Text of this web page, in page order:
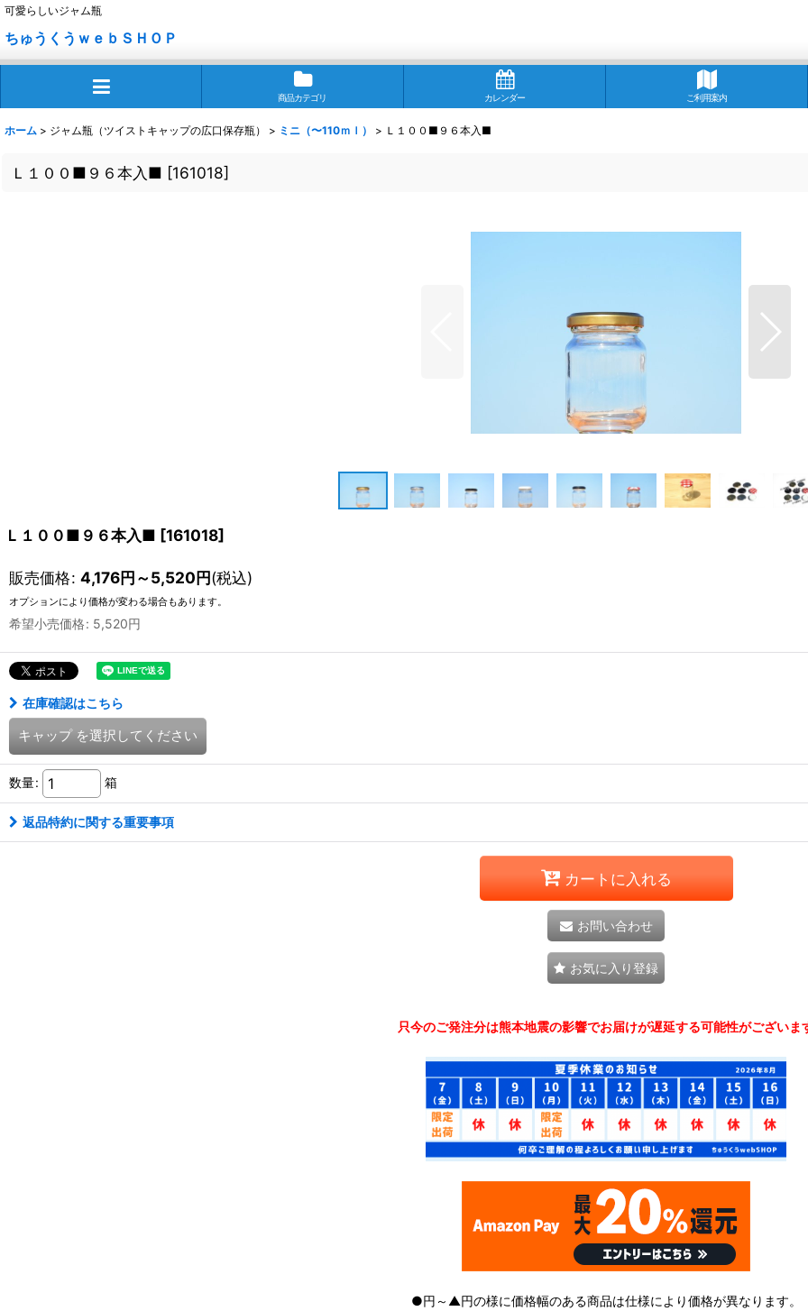
可愛らしいジャム瓶
ちゅうくうｗｅｂＳＨＯＰ
商品カテゴリ カレンダー ご利用案内
ホーム > ジャム瓶（ツイストキャップの広口保存瓶） > ミニ（〜110ｍｌ） > Ｌ１００■９６本入■
Ｌ１００■９６本入■ [161018]
Ｌ１００■９６本入■ [161018]
販売価格: 4,176円～5,520円(税込)
オプションにより価格が変わる場合もあります。
希望小売価格: 5,520円
在庫確認はこちら
キャップ を選択してください
数量: 箱
返品特約に関する重要事項
カートに入れる
お問い合わせ
お気に入り登録
只今のご発注分は熊本地震の影響でお届けが遅延する可能性がございま
●円～▲円の様に価格幅のある商品は仕様により価格が異なります。